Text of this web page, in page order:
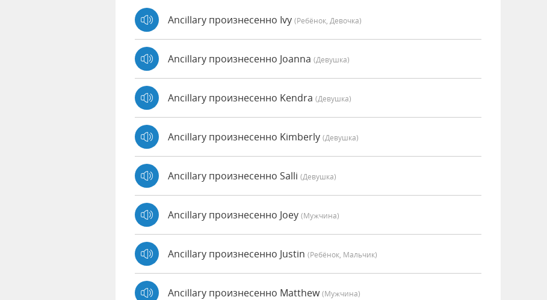
Ancillary произнесенно Ivy (Ребёнок, Девочка)
Ancillary произнесенно Joanna (девушка)
Ancillary произнесенно Kendra (девушка)
Ancillary произнесенно Kimberly (девушка)
Ancillary произнесенно Salli (девушка)
Ancillary произнесенно Joey (мужчина)
Ancillary произнесенно Justin (Ребёнок, Мальчик)
Ancillary произнесенно Matthew(мужчина)